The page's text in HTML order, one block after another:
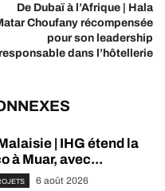
De Dubaï à l’Afrique | Hala
Choufany récompensée
pour son leadership
dans l’hôtellerie
| IHG étend la
à Muar, avec...
6 août 2026